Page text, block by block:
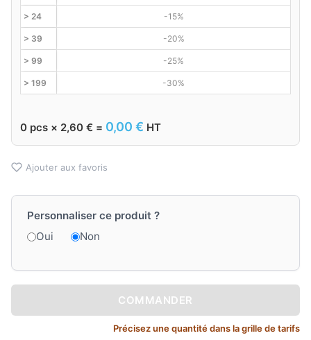
> 24 -15%
> 39 -20%
> 99 -25%
> 199 -30%
0 pcs × 2,60 € = 0,00 € HT
Ajouter aux favoris
Personnaliser ce produit ?
Oui
Non
COMMANDER
Précisez une quantité dans la grille de tarifs